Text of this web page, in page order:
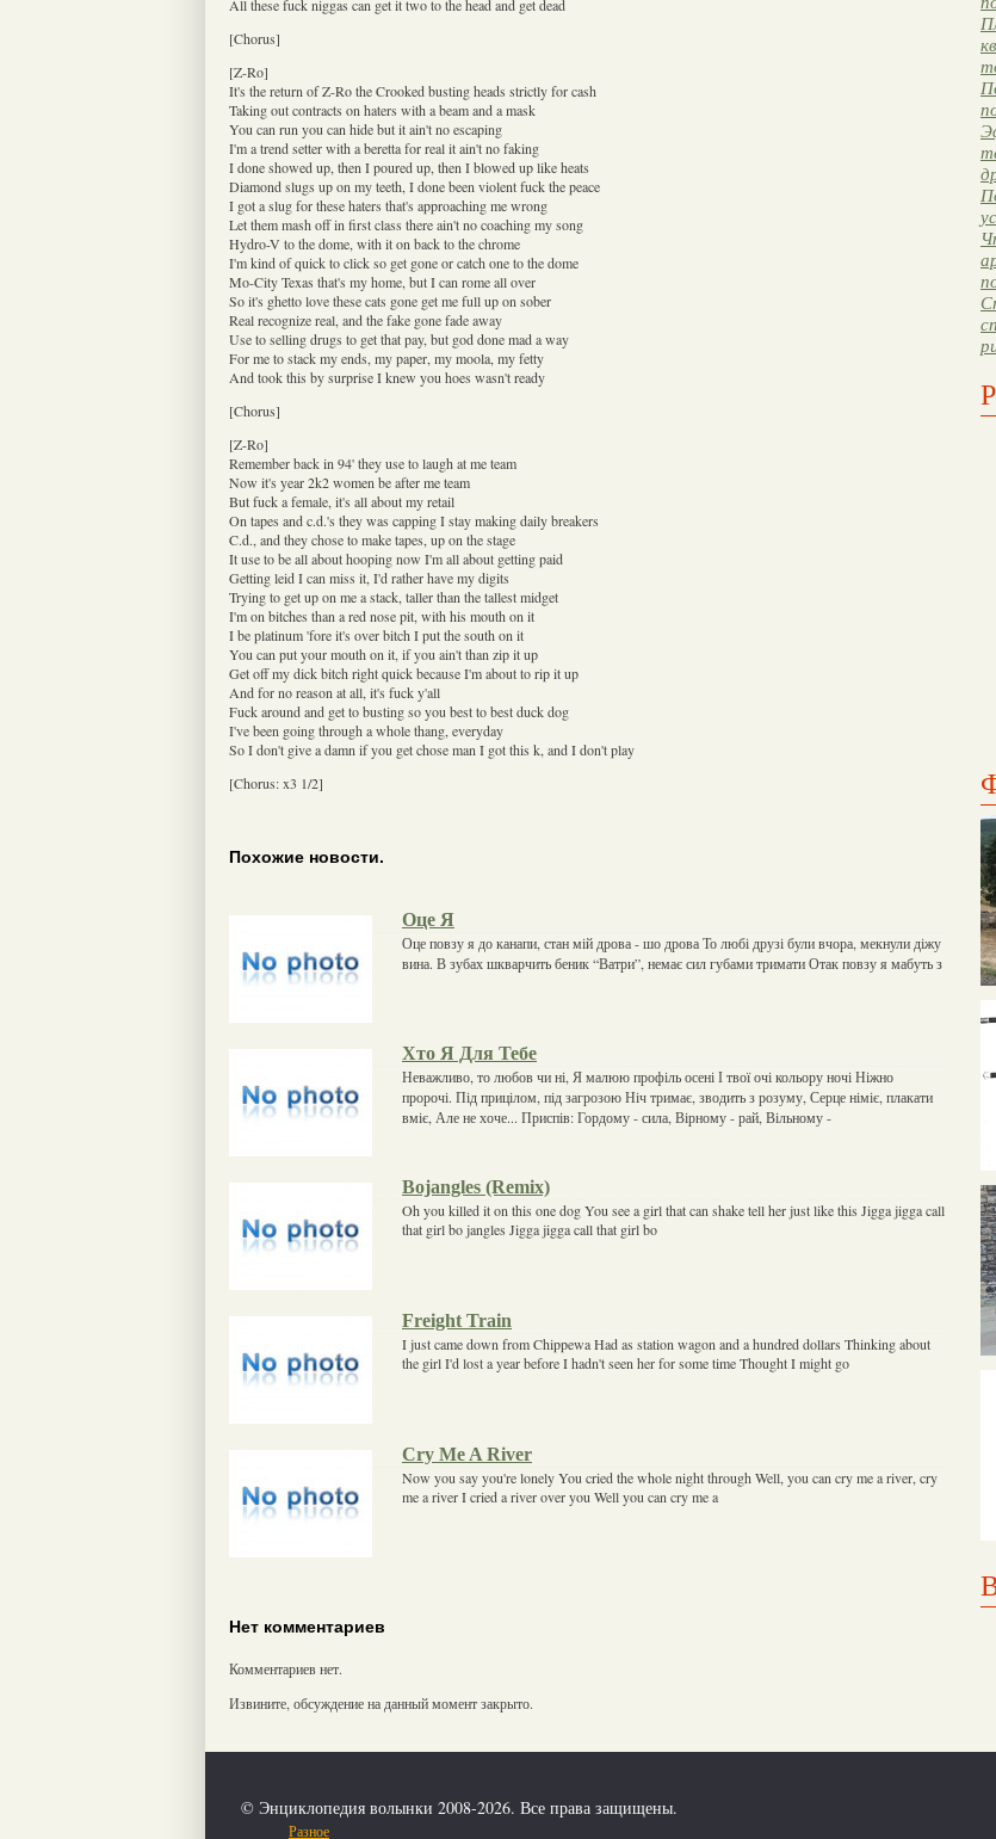
All these fuck niggas can get it two to the head and get dead
[Chorus]
[Z-Ro]
It's the return of Z-Ro the Crooked busting heads strictly for cash
Taking out contracts on haters with a beam and a mask
You can run you can hide but it ain't no escaping
I'm a trend setter with a beretta for real it ain't no faking
I done showed up, then I poured up, then I blowed up like heats
Diamond slugs up on my teeth, I done been violent fuck the peace
I got a slug for these haters that's approaching me wrong
Let them mash off in first class there ain't no coaching my song
Hydro-V to the dome, with it on back to the chrome
I'm kind of quick to click so get gone or catch one to the dome
Mo-City Texas that's my home, but I can rome all over
So it's ghetto love these cats gone get me full up on sober
Real recognize real, and the fake gone fade away
Use to selling drugs to get that pay, but god done mad a way
For me to stack my ends, my paper, my moola, my fetty
And took this by surprise I knew you hoes wasn't ready
[Chorus]
[Z-Ro]
Remember back in 94' they use to laugh at me team
Now it's year 2k2 women be after me team
But fuck a female, it's all about my retail
On tapes and c.d.'s they was capping I stay making daily breakers
C.d., and they chose to make tapes, up on the stage
It use to be all about hooping now I'm all about getting paid
Getting leid I can miss it, I'd rather have my digits
Trying to get up on me a stack, taller than the tallest midget
I'm on bitches than a red nose pit, with his mouth on it
I be platinum 'fore it's over bitch I put the south on it
You can put your mouth on it, if you ain't than zip it up
Get off my dick bitch right quick because I'm about to rip it up
And for no reason at all, it's fuck y'all
Fuck around and get to busting so you best to best duck dog
I've been going through a whole thang, everyday
So I don't give a damn if you get chose man I got this k, and I don't play
[Chorus: x3 1/2]
Похожие новости.
Оце Я
Оце повзу я до канапи, стан мій дрова - шо дрова То любі друзі були вчора, мекнули діжу
вина. В зубах шкварчить беник “Ватри”, немає сил губами тримати Отак повзу я мабуть з
Хто Я Для Тебе
Неважливо, то любов чи ні, Я малюю профіль осені І твої очі кольору ночі Ніжно
пророчі. Під прицілом, під загрозою Ніч тримає, зводить з розуму, Серце німіє, плакати
вміє, Але не хоче... Приспів: Гордому - сила, Вірному - рай, Вільному -
Bojangles (Remix)
Oh you killed it on this one dog You see a girl that can shake tell her just like this Jigga jigga call
that girl bo jangles Jigga jigga call that girl bo
Freight Train
I just came down from Chippewa Had as station wagon and a hundred dollars Thinking about
the girl I'd lost a year before I hadn't seen her for some time Thought I might go
Cry Me A River
Now you say you're lonely You cried the whole night through Well, you can cry me a river, cry
me a river I cried a river over you Well you can cry me a
Нет комментариев
Комментариев нет.
Извините, обсуждение на данный момент закрыто.
© Энциклопедия волынки 2008-2026. Все права защищены.
Разное